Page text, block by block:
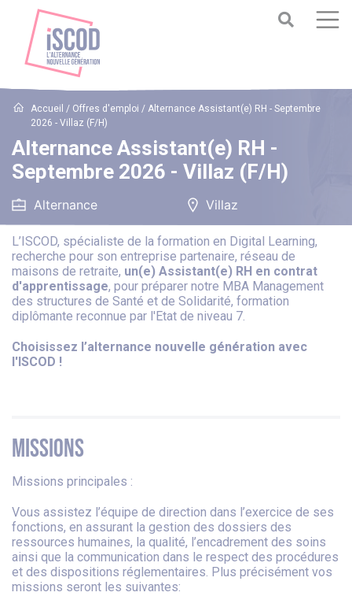
Accueil / Offres d'emploi /Alternance Assistant(e) RH - Septembre
2026 - Villaz (F/H)
Alternance Assistant(e) RH -
Septembre 2026 - Villaz (F/H)
Alternance Villaz
L’ISCOD, spécialiste de la formation en Digital Learning,
recherche pour son entreprise partenaire, réseau de
maisons de retraite, un(e) Assistant(e) RH en contrat
d'apprentissage, pour préparer notre MBA Management
des structures de Santé et de Solidarité, formation
diplômante reconnue par l'Etat de niveau 7.
Choisissez l’alternance nouvelle génération avec
l'ISCOD !
MISSIONS
Missions principales :
Vous assistez l’équipe de direction dans l’exercice de ses
fonctions, en assurant la gestion des dossiers des
ressources humaines, la qualité, l’encadrement des soins
ainsi que la communication dans le respect des procédures
et des dispositions réglementaires. Plus précisément vos
missions seront les suivantes: